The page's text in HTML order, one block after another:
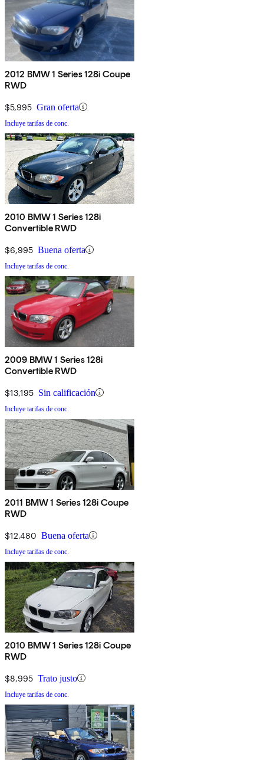
2012 BMW 1 Series 128i Coupe
RWD
$5,995 Gran oferta
Incluye tarifas de conc.
2010 BMW 1 Series 128i
Convertible RWD
$6,995 Buena oferta
Incluye tarifas de conc.
2009 BMW 1 Series 128i
Convertible RWD
$13,195 Sin calificación
Incluye tarifas de conc.
2011 BMW 1 Series 128i Coupe
RWD
$12,480 Buena oferta
Incluye tarifas de conc.
2010 BMW 1 Series 128i Coupe
RWD
$8,995 Trato justo
Incluye tarifas de conc.